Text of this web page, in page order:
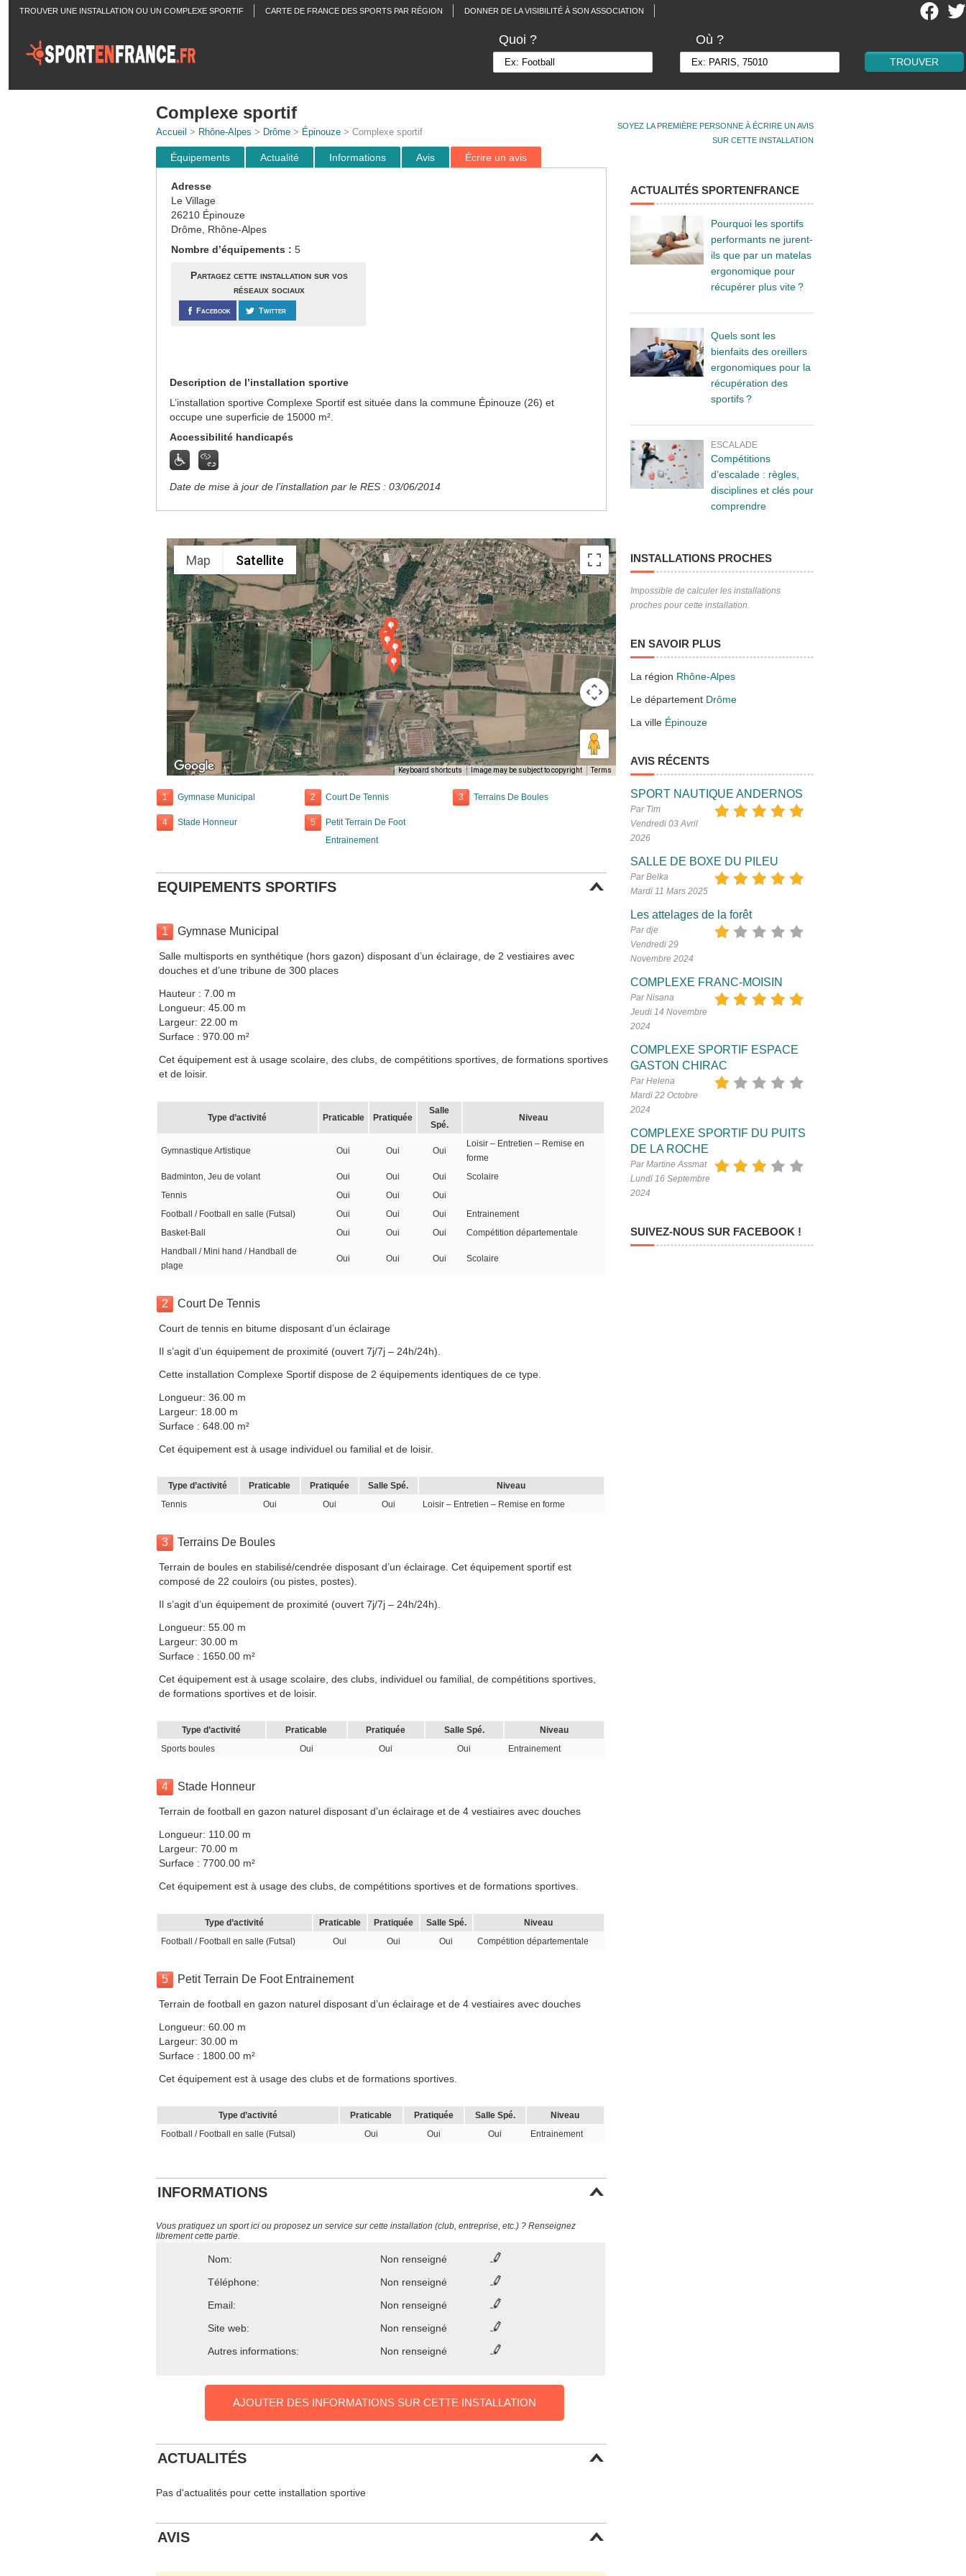
TROUVER UNE INSTALLATION OU UN COMPLEXE SPORTIF CARTE DE FRANCE DES SPORTS PAR RÉGION DONNER DE LA VISIBILITÉ À SON ASSOCIATION
Quoi ? Où ?
SOYEZ LA PREMIÈRE PERSONNE À ÉCRIRE UN AVIS
SUR CETTE INSTALLATION
Complexe sportif
Accueil > Rhône-Alpes > Drôme> Épinouze> Complexe sportif
Équipements Actualité Informations Avis Écrire un avis
Adresse
Le Village
26210 Épinouze
Drôme, Rhône-Alpes
Nombre d’équipements : 5
Partagez cette installation sur vos
réseaux sociaux
Facebook Twitter
Description de l’installation sportive
L’installation sportive Complexe Sportif est située dans la commune Épinouze (26) et
occupe une superficie de 15000 m².
Accessibilité handicapés
Date de mise à jour de l’installation par le RES : 03/06/2014
Map Satellite
Keyboard shortcuts Image may be subject to copyright Terms
1 Gymnase Municipal 2 Court De Tennis 3 Terrains De Boules
4 Stade Honneur 5
Petit Terrain De Foot
Entrainement
EQUIPEMENTS SPORTIFS
1 Gymnase Municipal
Salle multisports en synthétique (hors gazon) disposant d’un éclairage, de 2 vestiaires avec
douches et d’une tribune de 300 places
Hauteur : 7.00 m
Longueur: 45.00 m
Largeur: 22.00 m
Surface : 970.00 m²
Cet équipement est à usage scolaire, des clubs, de compétitions sportives, de formations sportives
et de loisir.
Type d’activité Praticable Pratiquée
Salle
Spé.
Niveau
Gymnastique Artistique Oui Oui Oui
Loisir – Entretien – Remise en
forme
Badminton, Jeu de volant
Oui Oui Oui
Scolaire
Tennis
Oui Oui
Oui
Football / Football en salle (Futsal)
Oui Oui Oui
Entrainement
Basket-Ball
Oui Oui Oui
Compétition départementale
Handball / Mini hand / Handball de
plage
Oui Oui Oui Scolaire
2 Court De Tennis
Court de tennis en bitume disposant d’un éclairage
Il s’agit d’un équipement de proximité (ouvert 7j/7j – 24h/24h).
Cette installation Complexe Sportif dispose de 2 équipements identiques de ce type.
Longueur: 36.00 m
Largeur: 18.00 m
Surface : 648.00 m²
Cet équipement est à usage individuel ou familial et de loisir.
Type d’activité Praticable Pratiquée Salle Spé.
Niveau
Tennis
Oui Oui Oui Loisir – Entretien – Remise en forme
3 Terrains De Boules
Terrain de boules en stabilisé/cendrée disposant d’un éclairage. Cet équipement sportif est
composé de 22 couloirs (ou pistes, postes).
Il s’agit d’un équipement de proximité (ouvert 7j/7j – 24h/24h).
Longueur: 55.00 m
Largeur: 30.00 m
Surface : 1650.00 m²
Cet équipement est à usage scolaire, des clubs, individuel ou familial, de compétitions sportives,
de formations sportives et de loisir.
Type d’activité Praticable Pratiquée Salle Spé.
Niveau
Sports boules
Oui Oui Oui Entrainement
4 Stade Honneur
Terrain de football en gazon naturel disposant d’un éclairage et de 4 vestiaires avec douches
Longueur: 110.00 m
Largeur: 70.00 m
Surface : 7700.00 m²
Cet équipement est à usage des clubs, de compétitions sportives et de formations sportives.
Type d’activité Praticable Pratiquée Salle Spé.
Niveau
Football / Football en salle (Futsal)
Oui Oui Oui Compétition départementale
5 Petit Terrain De Foot Entrainement
Terrain de football en gazon naturel disposant d’un éclairage et de 4 vestiaires avec douches
Longueur: 60.00 m
Largeur: 30.00 m
Surface : 1800.00 m²
Cet équipement est à usage des clubs et de formations sportives.
Type d’activité Praticable Pratiquée Salle Spé.
Niveau
Football / Football en salle (Futsal)
Oui Oui Oui Entrainement
INFORMATIONS
Vous pratiquez un sport ici ou proposez un service sur cette installation (club, entreprise, etc.) ? Renseignez
librement cette partie.
Nom:
Non renseigné
Téléphone:
Non renseigné
Email:
Non renseigné
Site web:
Non renseigné
Autres informations:
Non renseigné
AJOUTER DES INFORMATIONS SUR CETTE INSTALLATION
ACTUALITÉS
Pas d'actualités pour cette installation sportive
AVIS
ACTUALITÉS SPORTENFRANCE
Pourquoi les sportifs
performants ne jurent-
ils que par un matelas
ergonomique pour
récupérer plus vite ?
Quels sont les
bienfaits des oreillers
ergonomiques pour la
récupération des
sportifs ?
ESCALADE
Compétitions
d’escalade : règles,
disciplines et clés pour
comprendre
INSTALLATIONS PROCHES
Impossible de calculer les installations
proches pour cette installation.
EN SAVOIR PLUS
La région Rhône-Alpes
Le département Drôme
La ville Épinouze
AVIS RÉCENTS
SPORT NAUTIQUE ANDERNOS
Par Tim
Vendredi 03 Avril
2026
SALLE DE BOXE DU PILEU
Par Belka
Mardi 11 Mars 2025
Les attelages de la forêt
Par dje
Vendredi 29
Novembre 2024
COMPLEXE FRANC-MOISIN
Par Nisana
Jeudi 14 Novembre
2024
COMPLEXE SPORTIF ESPACE
GASTON CHIRAC
Par Helena
Mardi 22 Octobre
2024
COMPLEXE SPORTIF DU PUITS
DE LA ROCHE
Par Martine Assmat
Lundi 16 Septembre
2024
SUIVEZ-NOUS SUR FACEBOOK !